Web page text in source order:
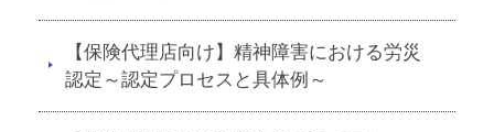
【保険代理店向け】精神障害における労災
認定～認定プロセスと具体例～